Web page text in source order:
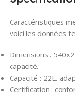
Caractéristiques
voici les données
Dimensions :
capacité.
Capacité : 22L,
Certification :